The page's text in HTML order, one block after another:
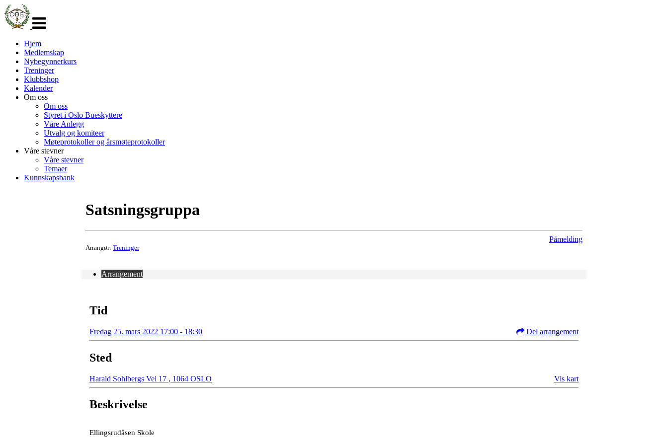
navigasjon
Hjem
Medlemskap
Nybegynnerkurs
Treninger
Klubbshop
Kalender
Om oss
Om oss
Styret i Oslo Bueskyttere
Våre Anlegg
Utvalg og komiteer
Møteprotokoller og årsmøteprotokoller
Våre stevner
Våre stevner
Temaer
Kunnskapsbank
Satsningsgruppa
Arrangør: Treninger
Påmelding
Arrangement
Tid
Fredag 25. mars 2022 17:00 - 18:30 Del arrangement
Sted
Harald Sohlbergs Vei 17 , 1064 OSLO Vis kart
Beskrivelse
Ellingsrudåsen Skole